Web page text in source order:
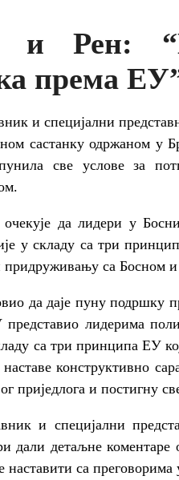
и Рен:
према
и специјални
састанку одржаном у
све услове за
очекује да лидери у
у складу са три
придруживању са Босном
да даје пуну подршку
лидерима
са три принципа ЕУ
наставе конструктивно
приједлога и постигну
и специјални
дали детаљне
наставити са